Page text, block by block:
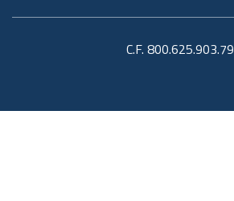
C.F. 800.625.903.79